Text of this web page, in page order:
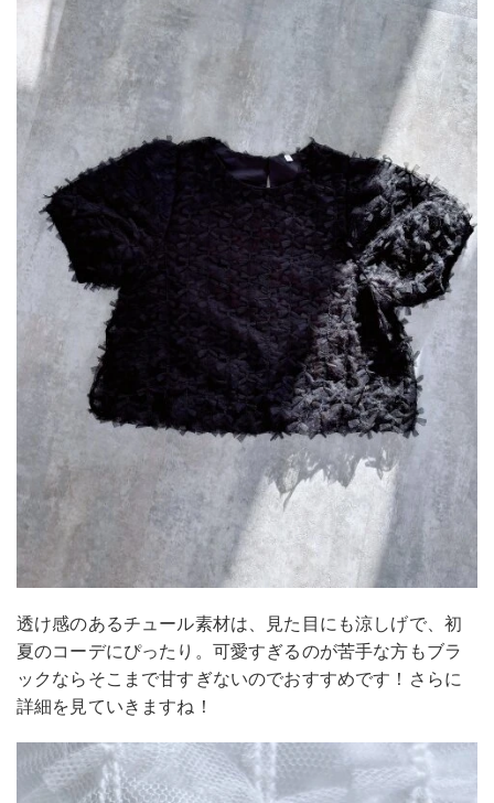
透け感のあるチュール素材は、見た目にも涼しげで、初
夏のコーデにぴったり。可愛すぎるのが苦手な方もブラ
ックならそこまで甘すぎないのでおすすめです！さらに
詳細を見ていきますね！